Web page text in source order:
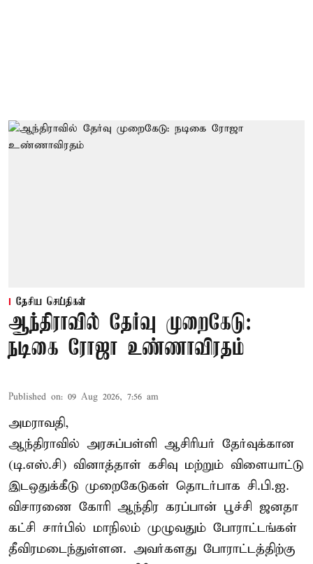
தேசிய செய்திகள்
ஆந்திராவில் தேர்வு முறைகேடு:
நடிகை ரோஜா உண்ணாவிரதம்
Published on: 09 Aug 2026, 7:56 am
அமராவதி,
ஆந்திராவில் அரசுப்பள்ளி ஆசிரியர் தேர்வுக்கான
(டி.எஸ்.சி) வினாத்தாள் கசிவு மற்றும் விளையாட்டு
இடஒதுக்கீடு முறைகேடுகள் தொடர்பாக சி.பி.ஐ.
விசாரணை கோரி ஆந்திர கரப்பான் பூச்சி ஜனதா
கட்சி சார்பில் மாநிலம் முழுவதும் போராட்டங்கள்
தீவிரமடைந்துள்ளன. அவர்களது போராட்டத்திற்கு